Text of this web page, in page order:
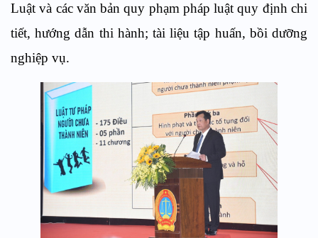
Luật và các văn bản quy phạm pháp luật quy định chi
tiết, hướng dẫn thi hành; tài liệu tập huấn, bồi dưỡng
nghiệp vụ.